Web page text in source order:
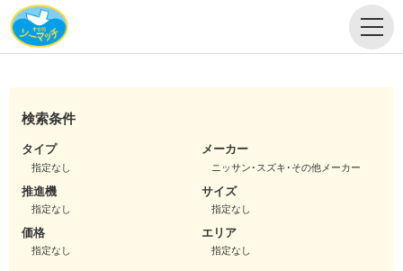
検索条件
タイプ
指定なし
メーカー
ニッサン･スズキ･その他メーカー
推進機
指定なし
サイズ
指定なし
価格
指定なし
エリア
指定なし